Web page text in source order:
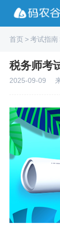
首页>考试指南
税务师考
2025-09-09